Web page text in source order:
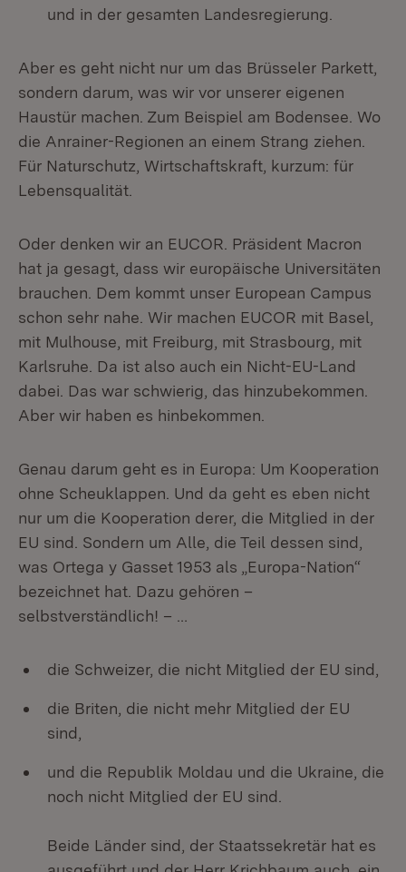
und in der gesamten Landesregierung.
Aber es geht nicht nur um das Brüsseler Parkett,
sondern darum, was wir vor unserer eigenen
Haustür machen. Zum Beispiel am Bodensee. Wo
die Anrainer-Regionen an einem Strang ziehen.
Für Naturschutz, Wirtschaftskraft, kurzum: für
Lebensqualität.
Oder denken wir an EUCOR. Präsident Macron
hat ja gesagt, dass wir europäische Universitäten
brauchen. Dem kommt unser European Campus
schon sehr nahe. Wir machen EUCOR mit Basel,
mit Mulhouse, mit Freiburg, mit Strasbourg, mit
Karlsruhe. Da ist also auch ein Nicht-EU-Land
dabei. Das war schwierig, das hinzubekommen.
Aber wir haben es hinbekommen.
Genau darum geht es in Europa: Um Kooperation
ohne Scheuklappen. Und da geht es eben nicht
nur um die Kooperation derer, die Mitglied in der
EU sind. Sondern um Alle, die Teil dessen sind,
was Ortega y Gasset 1953 als „Europa-Nation“
bezeichnet hat. Dazu gehören –
selbstverständlich! – …
die Schweizer, die nicht Mitglied der EU sind,
die Briten, die nicht mehr Mitglied der EU
sind,
und die Republik Moldau und die Ukraine, die
noch nicht Mitglied der EU sind.
Beide Länder sind, der Staatssekretär hat es